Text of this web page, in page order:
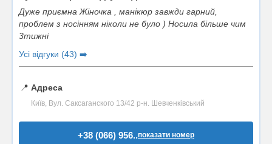
Дуже приємна Жіночка , манікюр завжди гарний,
проблем з носінням ніколи не було ) Носила більше чим
3тижні
Усі відгуки (43) ➡️
📍 Адреса
Київ, Вул. Саксаганского 13/42 р-н. Шевченківський
+38 (066) 956..показати номер